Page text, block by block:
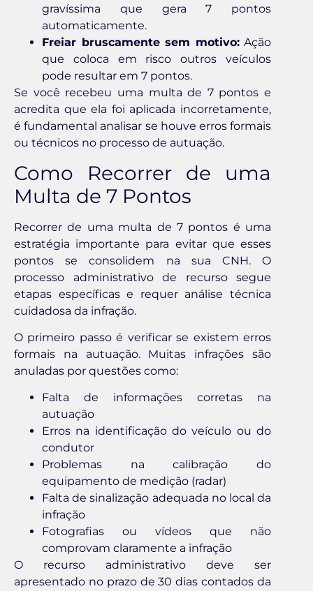
gravíssima que gera 7 pontos
automaticamente.
Freiar bruscamente sem motivo:Ação
que coloca em risco outros veículos
pode resultar em 7 pontos.
Se você recebeu uma multa de 7 pontos e
acredita que ela foi aplicada incorretamente,
é fundamental analisar se houve erros formais
ou técnicos no processo de autuação.
Como Recorrer de uma
Multa de 7 Pontos
Recorrer de uma multa de 7 pontos é uma
estratégia importante para evitar que esses
pontos se consolidem na sua CNH. O
processo administrativo de recurso segue
etapas específicas e requer análise técnica
cuidadosa da infração.
O primeiro passo é verificar se existem erros
formais na autuação. Muitas infrações são
anuladas por questões como:
Falta de informações corretas na
autuação
Erros na identificação do veículo ou do
condutor
Problemas na calibração do
equipamento de medição (radar)
Falta de sinalização adequada no local da
infração
Fotografias ou vídeos que não
comprovam claramente a infração
O recurso administrativo deve ser
apresentado no prazo de 30 dias contados da